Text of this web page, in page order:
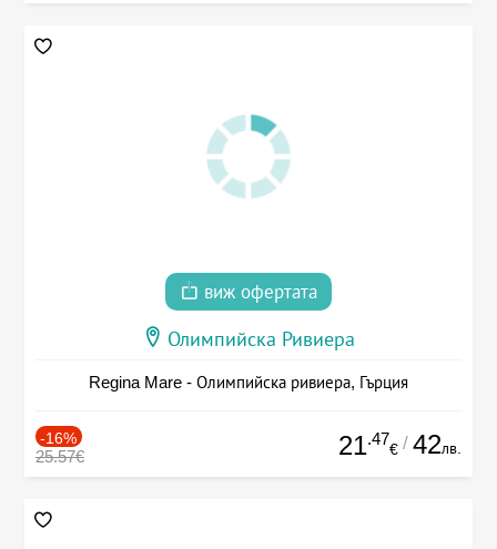
виж офертата
Олимпийска Ривиера
Regina Mare - Олимпийска ривиера, Гърция
-16%
25.57€ 21.47
€ / 42лв.